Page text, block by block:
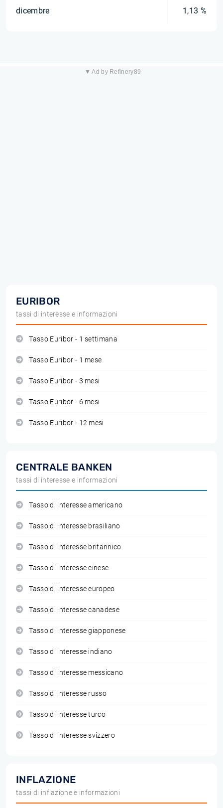
dicembre 1,13 %
▼ Ad by Refinery89
EURIBOR
tassi di interesse e informazioni
Tasso Euribor - 1 settimana
Tasso Euribor - 1 mese
Tasso Euribor - 3 mesi
Tasso Euribor - 6 mesi
Tasso Euribor - 12 mesi
CENTRALE BANKEN
tassi di interesse e informazioni
Tasso di interesse americano
Tasso di interesse brasiliano
Tasso di interesse britannico
Tasso di interesse cinese
Tasso di interesse europeo
Tasso di interesse canadese
Tasso di interesse giapponese
Tasso di interesse indiano
Tasso di interesse messicano
Tasso di interesse russo
Tasso di interesse turco
Tasso di interesse svizzero
INFLAZIONE
tassi di inflazione e informazioni